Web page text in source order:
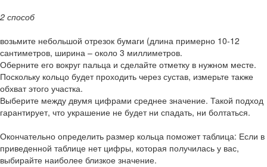
2 способ
возьмите небольшой отрезок бумаги (длина примерно 10-12
сантиметров, ширина – около 3 миллиметров.
Оберните его вокруг пальца и сделайте отметку в нужном месте.
Поскольку кольцо будет проходить через сустав, измерьте также
обхват этого участка.
Выберите между двумя цифрами среднее значение. Такой подход
гарантирует, что украшение не будет ни спадать, ни болтаться.
Окончательно определить размер кольца поможет таблица: Если в
приведенной таблице нет цифры, которая получилась у вас,
выбирайте наиболее близкое значение.